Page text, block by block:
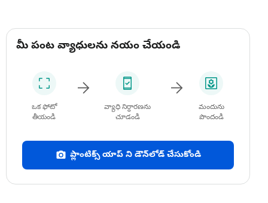
మీ పంట వ్యాధులను నయం చేయండి
ఒక ఫోటో
తీయండి
వ్యాధి నిర్ధారణను
చూడండి
మందును
పొందండి
ప్లాంటిక్స్ యాప్ ని డౌన్‌లోడ్ చేసుకోండి